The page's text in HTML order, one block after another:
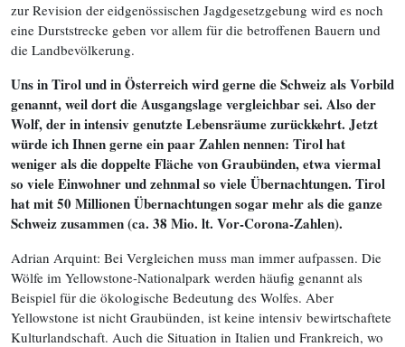
zur Revision der eidgenössischen Jagdgesetzgebung wird es noch
eine Durststrecke geben vor allem für die betroffenen Bauern und
die Landbevölkerung.
Uns in Tirol und in Österreich wird gerne die Schweiz als Vorbild
genannt, weil dort die Ausgangslage vergleichbar sei. Also der
Wolf, der in intensiv genutzte Lebensräume zurückkehrt. Jetzt
würde ich Ihnen gerne ein paar Zahlen nennen: Tirol hat
weniger als die doppelte Fläche von Graubünden, etwa viermal
so viele Einwohner und zehnmal so viele Übernachtungen. Tirol
hat mit 50 Millionen Übernachtungen sogar mehr als die ganze
Schweiz zusammen (ca. 38 Mio. lt. Vor-Corona-Zahlen).
Adrian Arquint: Bei Vergleichen muss man immer aufpassen. Die
Wölfe im Yellowstone-Nationalpark werden häufig genannt als
Beispiel für die ökologische Bedeutung des Wolfes. Aber
Yellowstone ist nicht Graubünden, ist keine intensiv bewirtschaftete
Kulturlandschaft. Auch die Situation in Italien und Frankreich, wo